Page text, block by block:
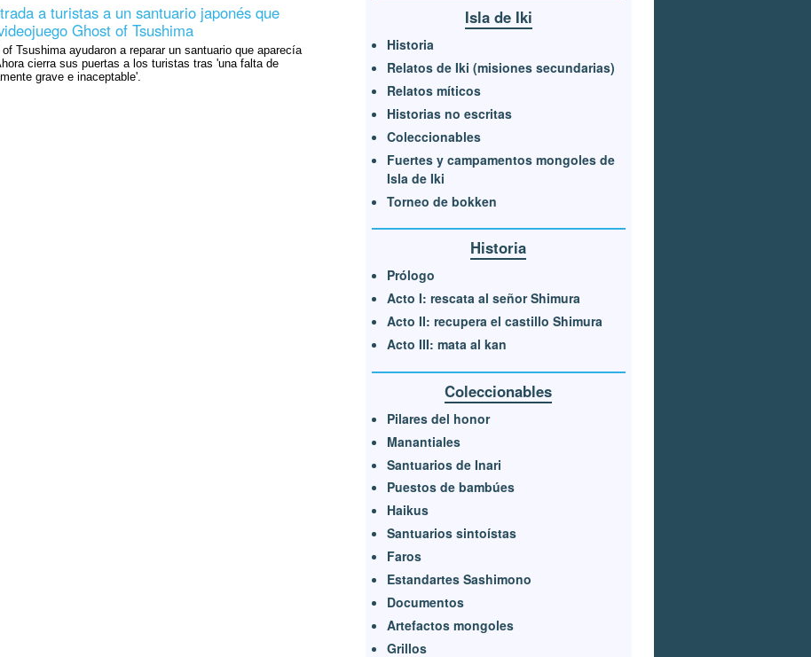
a turistas a un santuario japonés que
Ghost of Tsushima
of Tsushima ayudaron a reparar un santuario que aparecía
cierra sus puertas a los turistas tras 'una falta de
grave e inaceptable'.
Isla de Iki
Historia
Relatos de Iki (misiones secundarias)
Relatos míticos
Historias no escritas
Coleccionables
Fuertes y campamentos mongoles de
Isla de Iki
Torneo de bokken
Historia
Prólogo
Acto I: rescata al señor Shimura
Acto II: recupera el castillo Shimura
Acto III: mata al kan
Coleccionables
Pilares del honor
Manantiales
Santuarios de Inari
Puestos de bambúes
Haikus
Santuarios sintoístas
Faros
Estandartes Sashimono
Documentos
Artefactos mongoles
Grillos